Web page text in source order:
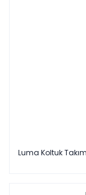
Luma Koltuk